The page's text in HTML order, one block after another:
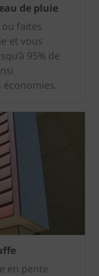
de pluie
ou faites
et vous
95% de
économies.
en pente